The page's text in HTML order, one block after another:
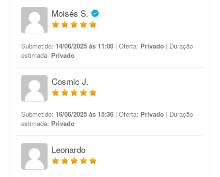
Moisés S.
Submetido: 14/06/2025 às 11:00 | Oferta: Privado | Duração
estimada: Privado
Cosmic J.
Submetido: 16/06/2025 às 15:36 | Oferta: Privado | Duração
estimada: Privado
Leonardo